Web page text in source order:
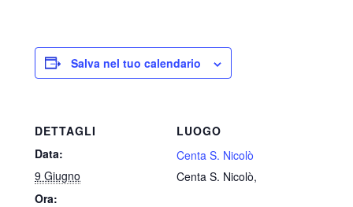
Salva nel tuo calendario
DETTAGLI
Data:
9 Giugno
Ora:
LUOGO
Centa S. Nicolò
Centa S. Nicolò,